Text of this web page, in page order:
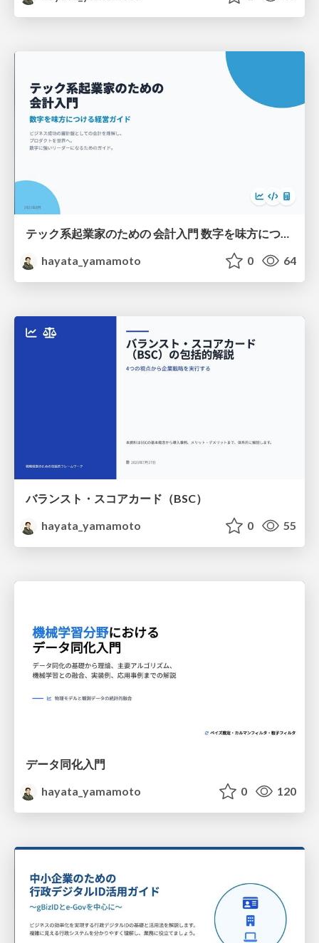
テック系起業家のための 会計入門 数字を味方につける経営ガイド
hayata_yamamoto
0 64
バランスト・スコアカード（BSC）
hayata_yamamoto
0 55
データ同化入門
hayata_yamamoto
0 120